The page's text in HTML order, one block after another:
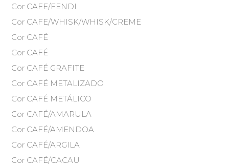
Cor CAFE/FENDI
Cor CAFE/WHISK/WHISK/CREME
Cor CAFÉ
Cor CAFÉ
Cor CAFÉ GRAFITE
Cor CAFÉ METALIZADO
Cor CAFÉ METÁLICO
Cor CAFÉ/AMARULA
Cor CAFÉ/AMENDOA
Cor CAFÉ/ARGILA
Cor CAFÉ/CACAU